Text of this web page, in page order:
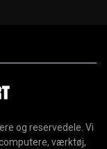
og reservedele. Vi
værktøj,